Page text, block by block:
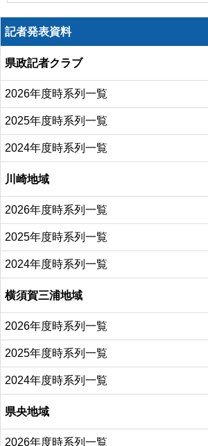
記者発表資料
県政記者クラブ
2026年度時系列一覧
2025年度時系列一覧
2024年度時系列一覧
川崎地域
2026年度時系列一覧
2025年度時系列一覧
2024年度時系列一覧
横須賀三浦地域
2026年度時系列一覧
2025年度時系列一覧
2024年度時系列一覧
県央地域
2026年度時系列一覧